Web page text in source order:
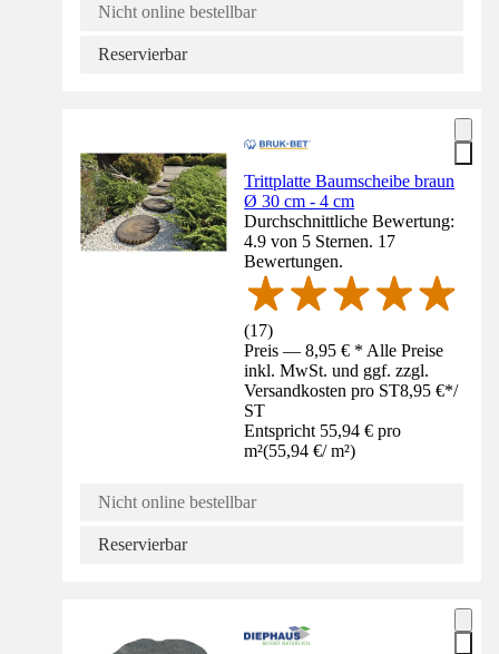
Nicht online bestellbar
Reservierbar
Trittplatte Baumscheibe braun
Ø 30 cm - 4 cm
Durchschnittliche Bewertung:
4.9 von 5 Sternen. 17
Bewertungen.
(17)
Preis — 8,95 € * Alle Preise
inkl. MwSt. und ggf. zzgl.
Versandkosten pro ST8,95 €*/
ST
Entspricht 55,94 € pro
m²(55,94 €/ m²)
Nicht online bestellbar
Reservierbar